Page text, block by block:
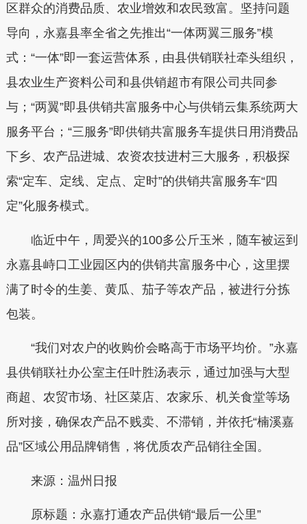
区群众的消费品质、农业增效和农民致富。坚持问题
导向，永嘉县率全省之先推出“一体两翼三服务”模
式：“一体”即一套运营体系，由县供销联社牵头组织，
县农业生产资料公司和县供销超市有限公司共同参
与；“两翼”即县供销共富服务中心与供销云集系统两大
服务平台；“三服务”即供销共富服务车提供日用消费品
下乡、农产品进城、农资农技进村三大服务，积极探
索“定车、定线、定点、定时”的供销共富服务车“四
定”化服务模式。
临近中午，周爱兴的100多公斤玉米，随车被运到
永嘉县峙口工业园区内的供销共富服务中心，这里摆
满了时令的生姜、黄瓜、茄子等农产品，被进行分拣
包装。
“我们对农户的收购价会略高于市场平均价。”永嘉
县供销联社办公室主任叶胜汤表示，通过加强与大型
商超、农贸市场、社区菜店、农家乐、机关食堂等场
所对接，确保农产品不贱卖、不滞销，并依托“楠溪嘉
品”区域公用品牌销售，将优质农产品销往全国。
来源：温州日报
原标题：永嘉打通农产品供销“最后一公里”